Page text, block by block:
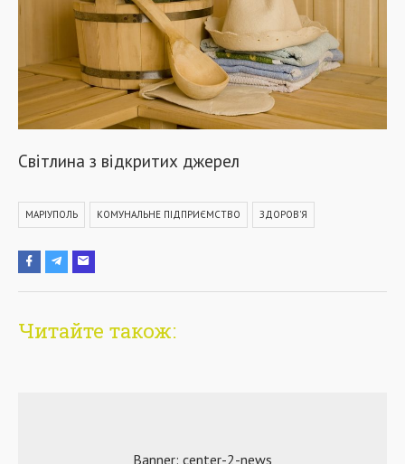
Світлина з відкритих джерел
МАРІУПОЛЬ КОМУНАЛЬНЕ ПІДПРИЄМСТВО ЗДОРОВ'Я
Читайте також: